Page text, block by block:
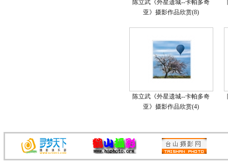
陈立武《外星遗城--卡帕多奇
亚》摄影作品欣赏(8)
陈立武《外星遗城--卡帕多奇
亚》摄影作品欣赏(4)